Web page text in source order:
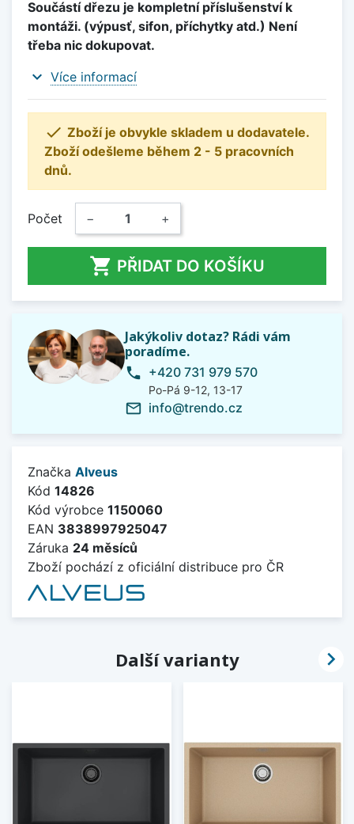
Součástí dřezu je kompletní příslušenství k
montáži. (výpusť, sifon, příchytky atd.) Není
třeba nic dokupovat.
expand_more Více informací
 Zboží je obvykle skladem u dodavatele.
Zboží odešleme během 2 - 5 pracovních
dnů.
Počet − +
 PŘIDAT DO KOŠÍKU
Jakýkoliv dotaz? Rádi vám
poradíme.
phone +420 731 979 570
Po-Pá 9-12, 13-17
mail_outline info@trendo.cz
Značka Alveus
Kód 14826
Kód výrobce 1150060
EAN 3838997925047
Záruka 24 měsíců
Zboží pochází z oficiální distribuce pro ČR
Další varianty 